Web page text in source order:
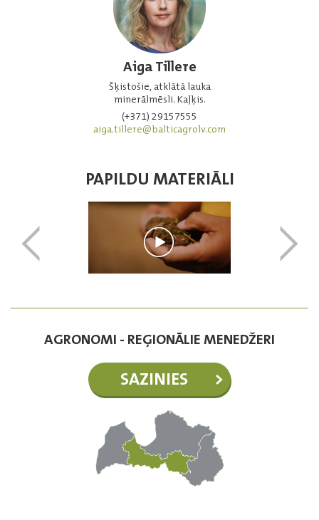
Aiga Tillere
Šķistošie, atklātā lauka
minerālmēsli. Kaļķis.
(+371) 29157555
aiga.tillere@balticagrolv.com
PAPILDU MATERIĀLI
AGRONOMI - REĢIONĀLIE MENEDŽERI
SAZINIES